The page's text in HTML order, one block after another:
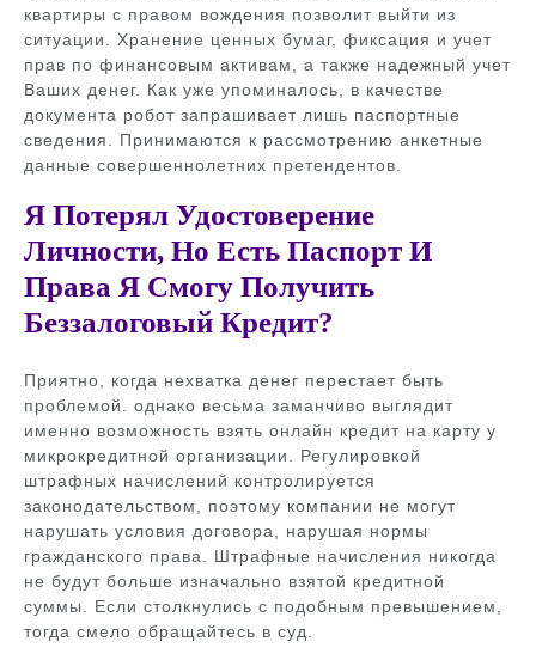
квартиры с правом вождения позволит выйти из
ситуации. Хранение ценных бумаг, фиксация и учет
прав по финансовым активам, а также надежный учет
Ваших денег. Как уже упоминалось, в качестве
документа робот запрашивает лишь паспортные
сведения. Принимаются к рассмотрению анкетные
данные совершеннолетних претендентов.
Я Потерял Удостоверение
Личности, Но Есть Паспорт И
Права Я Смогу Получить
Беззалоговый Кредит?
Приятно, когда нехватка денег перестает быть
проблемой. однако весьма заманчиво выглядит
именно возможность взять онлайн кредит на карту у
микрокредитной организации. Регулировкой
штрафных начислений контролируется
законодательством, поэтому компании не могут
нарушать условия договора, нарушая нормы
гражданского права. Штрафные начисления никогда
не будут больше изначально взятой кредитной
суммы. Если столкнулись с подобным превышением,
тогда смело обращайтесь в суд.